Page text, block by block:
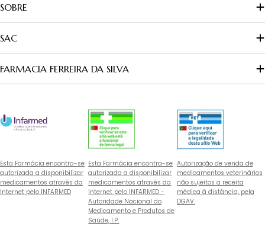
SOBRE
SAC
FARMACIA FERREIRA DA SILVA
Esta Farmácia encontra-se
autorizada a disponibilizar
medicamentos através da
Internet pelo INFARMED
Esta Farmácia encontra-se
autorizada a disponibilizar
medicamentos através da
Internet pelo INFARMED -
Autoridade Nacional do
Medicamento e Produtos de
Saúde, I.P.
Autorização de venda de
medicamentos veterinários
não sujeitos a receita
médica à distância, pela
DGAV.